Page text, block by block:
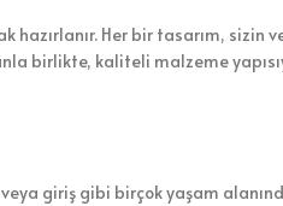
Her bir tasarım,
birlikte, kaliteli malzeme
giriş gibi birçok yaşam